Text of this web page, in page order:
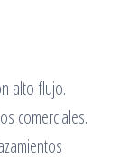
alto flujo.
comerciales.